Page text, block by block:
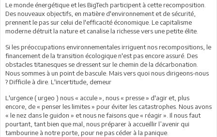
Le monde énergétique et les BigTech participent à cette recomposition.
Des nouveaux objectifs, en matière d'environnement et de sécurité,
prennent le pas sur celui de l'efficacité économique. Le capitalisme
moderne détruit la nature et canalise la richesse vers une petite élite.
Si les préoccupations environnementales irriguent nos recompositions, le
financement de la transition écologique n'est pas encore assuré. Des
obstacles titanesques se dressent sur le chemin de la décarbonation.
Nous sommes à un point de bascule. Mais vers quoi nous dirigeons-nous
? Difficile à dire. L'incertitude, demeur
L'urgence ( urgeo ) nous « accule », nous « presse » d'agir et, plus
encore, de « penser les limites » pour éviter les catastrophes. Nous avons
« le nez dans le guidon » et nous ne faisons que « réagir ». Il nous faut
pourtant, tant bien que mal, nous préparer à accueillir l’avenir qui
tambourine à notre porte, pour ne pas céder à la panique.